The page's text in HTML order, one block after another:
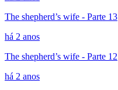
The shepherd’s wife - Parte 13
há 2 anos
The shepherd’s wife - Parte 12
há 2 anos